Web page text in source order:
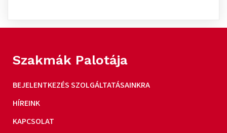
Szakmák Palotája
BEJELENTKEZÉS SZOLGÁLTATÁSAINKRA
HÍREINK
KAPCSOLAT